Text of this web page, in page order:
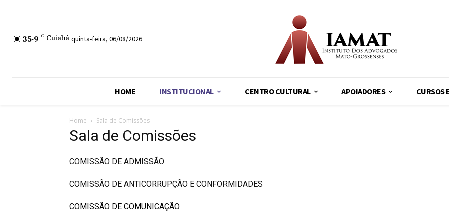
35.9 C Cuiabá quinta-feira, 06/08/2026
HOME INSTITUCIONAL CENTRO CULTURAL APOIADORES CURSOS
Home Sala de Comissões
Sala de Comissões
COMISSÃO DE ADMISSÃO
COMISSÃO DE ANTICORRUPÇÃO E CONFORMIDADES
COMISSÃO DE COMUNICAÇÃO